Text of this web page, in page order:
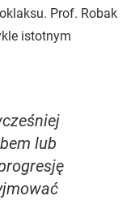
Prof. Robak
istotnym
lub